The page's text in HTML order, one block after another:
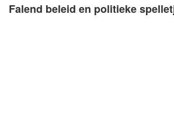
Falend beleid en politieke